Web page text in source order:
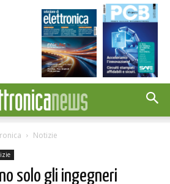
Notizie
solo gli ingegneri